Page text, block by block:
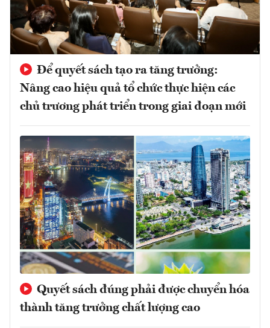
Để quyết sách tạo ra tăng trưởng:
Nâng cao hiệu quả tổ chức thực hiện các
chủ trương phát triển trong giai đoạn mới
Quyết sách đúng phải được chuyển hóa
thành tăng trưởng chất lượng cao